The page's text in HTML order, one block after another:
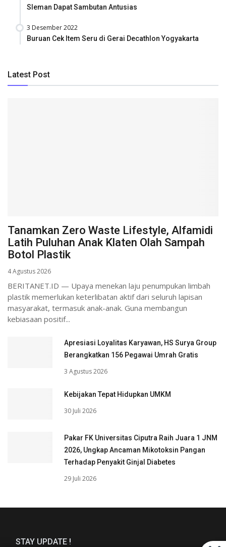
Sleman Dapat Sambutan Antusias
3 Desember 2022
Buruan Cek Item Seru di Gerai Decathlon Yogyakarta
Latest Post
Tanamkan Zero Waste Lifestyle, Alfamidi
Latih Puluhan Anak Klaten Olah Sampah
Botol Plastik
4 Agustus 2026
BERITANET.ID — Upaya menekan laju penumpukan limbah
plastik memerlukan keterlibatan aktif dari seluruh lapisan
masyarakat, termasuk anak-anak. Guna membangun
kebiasaan positif...
Apresiasi Loyalitas Karyawan, HS Surya Group
Berangkatkan 156 Pegawai Umrah Gratis
3 Agustus 2026
Kebijakan Tepat Hidupkan UMKM
30 Juli 2026
Pakar FK Universitas Ciputra Raih Juara 1 JNM
2026, Ungkap Ancaman Mikotoksin Pangan
Terhadap Penyakit Ginjal Diabetes
29 Juli 2026
STAY UPDATE !